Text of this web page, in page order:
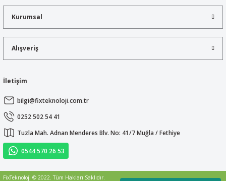
Ürün açıklamasında eksik bilgiler bulunuyor.
Ürün bilgilerinde hatalar bulunuyor.
Bu ürüne benzer farklı alternatifler olmalı.
Kurumsal
Alışveriş
İletişim
bilgi@fixteknoloji.com.tr
0252 502 54 41
Tuzla Mah. Adnan Menderes Blv. No: 41/7 Muğla / Fethiye
0544 570 26 53
FixTeknoloji © 2022. Tüm Hakları Saklıdır.